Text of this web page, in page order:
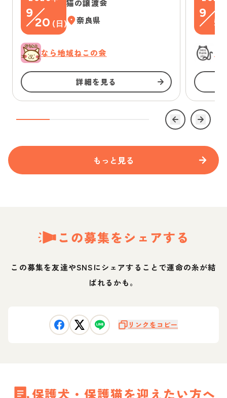
9
20 ( 日)
猫の譲渡会
奈良県
なら地域ねこの会
詳細を見る
9
5
もっと見る
この募集をシェアする
この募集を友達やSNSにシェアすることで運命の糸が結
ばれるかも。
リンクをコピー
保護犬・保護猫を迎えたい方へ